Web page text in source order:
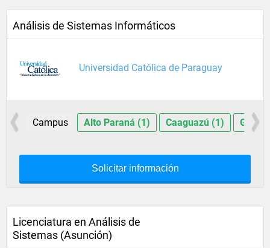
Análisis de Sistemas Informáticos
Universidad Católica de Paraguay
Campus Alto Paraná (1) Caaguazú (1)
Solicitar información
Licenciatura en Análisis de
Sistemas (Asunción)